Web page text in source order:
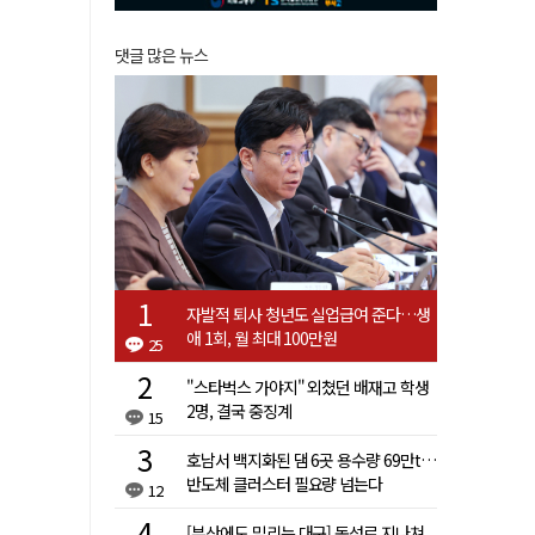
댓글 많은 뉴스
25
자발적 퇴사 청년도 실업급여 준다…생
애 1회, 월 최대 100만원
15
"스타벅스 가야지" 외쳤던 배재고 학생
2명, 결국 중징계
12
호남서 백지화된 댐 6곳 용수량 69만t…
반도체 클러스터 필요량 넘는다